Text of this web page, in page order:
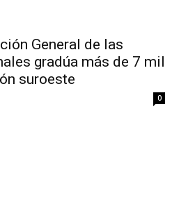
General de las
gradúa más de 7 mil
suroeste
0